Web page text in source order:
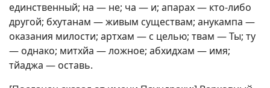
единственный; на — не; ча — и; апарах — кто-либо
другой; бхутанам — живым существам; анукампа —
оказания милости; артхам — с целью; твам — Ты; ту
— однако; митхйа — ложное; абхидхам — имя;
тйаджа — оставь.